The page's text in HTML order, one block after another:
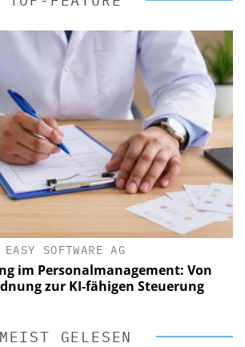
EASY SOFTWARE AG
im Personalmanagement: Von
zur KI-fähigen Steuerung
MEIST GELESEN